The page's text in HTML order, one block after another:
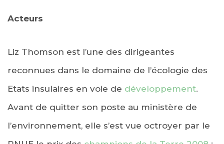
Acteurs
Liz Thomson est l’une des dirigeantes
reconnues dans le domaine de l’écologie des
Etats insulaires en voie de développement.
Avant de quitter son poste au ministère de
l’environnement, elle s’est vue octroyer par le